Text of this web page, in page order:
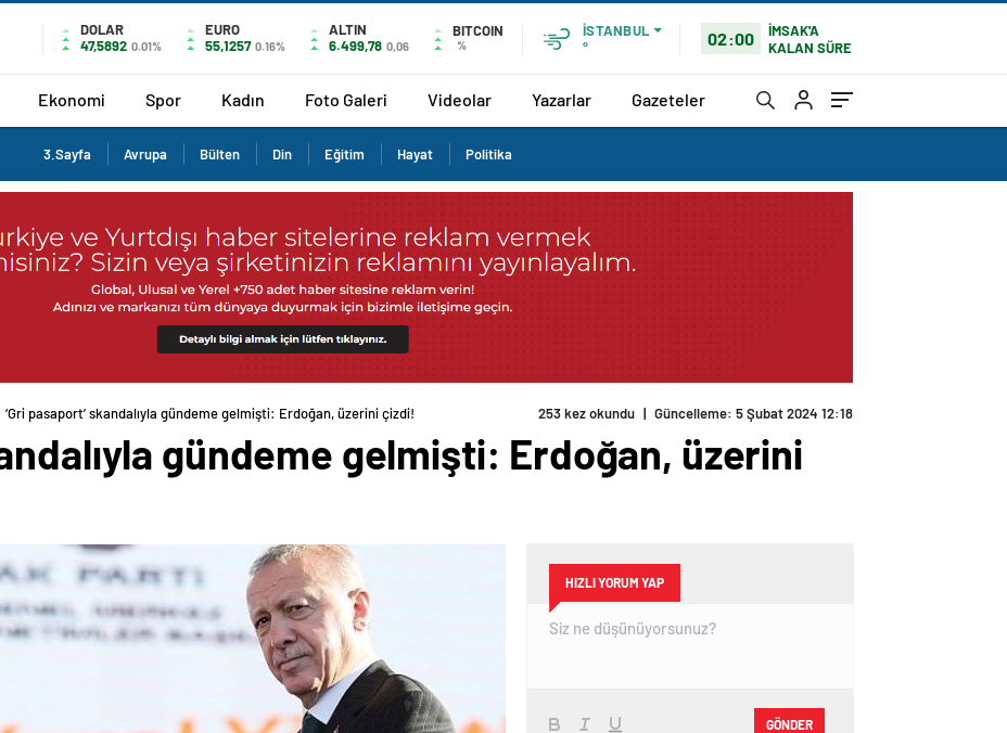
DOLAR
47,5892 0.01%
EURO
55,1257 0.16%
ALTIN
6.499,78 0,06
BITCOIN
%
İSTANBUL
°
02:00
İMSAK'A
KALAN SÜRE
Ekonomi Spor Kadın Foto Galeri Videolar Yazarlar Gazeteler
3.Sayfa Avrupa Bülten Din Eğitim Hayat Politika
‘Gri pasaport’ skandalıyla gündeme gelmişti: Erdoğan, üzerini çizdi!
gündeme gelmişti: Erdoğan, üzerini
HIZLI YORUM YAP
GÖNDER